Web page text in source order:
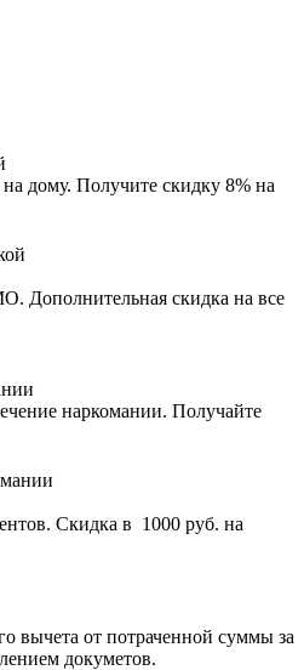
дому. Получите скидку 8% на
Дополнительная скидка на все
наркомании. Получайте
Скидка в 1000 руб. на
вычета от потраченной суммы за
докуметов.